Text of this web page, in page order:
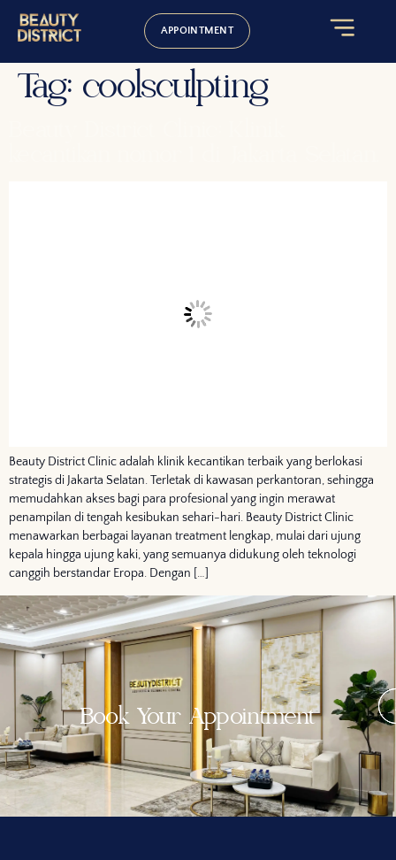
APPOINTMENT
Tag: coolsculpting
Beauty District Clinic adalah klinik kecantikan terbaik yang berlokasi
strategis di Jakarta Selatan. Terletak di kawasan perkantoran, sehingga
memudahkan akses bagi para profesional yang ingin merawat
penampilan di tengah kesibukan sehari-hari. Beauty District Clinic
menawarkan berbagai layanan treatment lengkap, mulai dari ujung
kepala hingga ujung kaki, yang semuanya didukung oleh teknologi
canggih berstandar Eropa. Dengan […]
Book Your Appointment